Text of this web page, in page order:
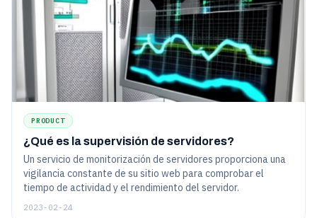
PRODUCT
¿Qué es la supervisión de servidores?
Un servicio de monitorización de servidores proporciona una
vigilancia constante de su sitio web para comprobar el
tiempo de actividad y el rendimiento del servidor.
2023-02-24